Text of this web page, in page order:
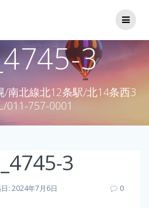
3
/南北線北12条駅/北14条西3
011-757-0001
3
: 2024年7月6日 0